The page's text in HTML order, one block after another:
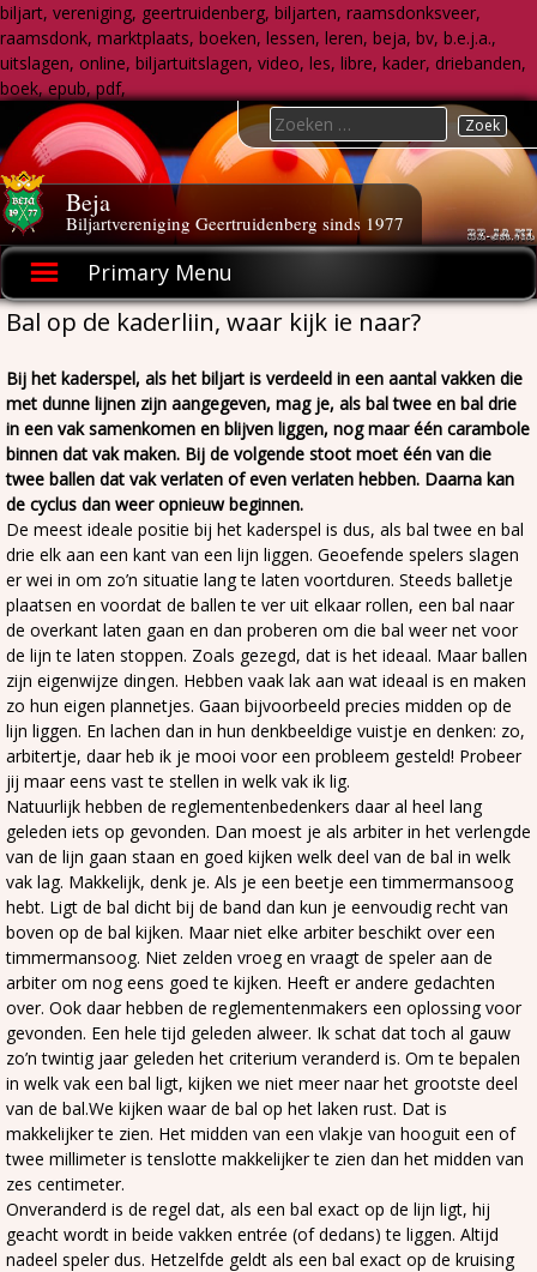
biljart, vereniging, geertruidenberg, biljarten, raamsdonksveer,
raamsdonk, marktplaats, boeken, lessen, leren, beja, bv, b.e.j.a.,
uitslagen, online, biljartuitslagen, video, les, libre, kader, driebanden,
boek, epub, pdf,
to
content
Beja
Biljartvereniging Geertruidenberg sinds 1977
Primary Menu
Search
for:
Bal op de kaderliin, waar kijk ie naar?
Bij het kaderspel, als het biljart is verdeeld in een aantal vakken die
met dunne lijnen zijn aangegeven, mag je, als bal twee en bal drie
in een vak samenkomen en blijven liggen, nog maar één carambole
binnen dat vak maken. Bij de volgende stoot moet één van die
twee ballen dat vak verlaten of even verlaten hebben. Daarna kan
de cyclus dan weer opnieuw beginnen.
De meest ideale positie bij het kaderspel is dus, als bal twee en bal
drie elk aan een kant van een lijn liggen. Geoefende spelers slagen
er wei in om zo’n situatie lang te laten voortduren. Steeds balletje
plaatsen en voordat de ballen te ver uit elkaar rollen, een bal naar
de overkant laten gaan en dan proberen om die bal weer net voor
de lijn te laten stoppen. Zoals gezegd, dat is het ideaal. Maar ballen
zijn eigenwijze dingen. Hebben vaak lak aan wat ideaal is en maken
zo hun eigen plannetjes. Gaan bijvoorbeeld precies midden op de
lijn liggen. En lachen dan in hun denkbeeldige vuistje en denken: zo,
arbitertje, daar heb ik je mooi voor een probleem gesteld! Probeer
jij maar eens vast te stellen in welk vak ik lig.
Natuurlijk hebben de reglementenbedenkers daar al heel lang
geleden iets op gevonden. Dan moest je als arbiter in het verlengde
van de lijn gaan staan en goed kijken welk deel van de bal in welk
vak lag. Makkelijk, denk je. Als je een beetje een timmermansoog
hebt. Ligt de bal dicht bij de band dan kun je eenvoudig recht van
boven op de bal kijken. Maar niet elke arbiter beschikt over een
timmermansoog. Niet zelden vroeg en vraagt de speler aan de
arbiter om nog eens goed te kijken. Heeft er andere gedachten
over. Ook daar hebben de reglementenmakers een oplossing voor
gevonden. Een hele tijd geleden alweer. Ik schat dat toch al gauw
zo’n twintig jaar geleden het criterium veranderd is. Om te bepalen
in welk vak een bal ligt, kijken we niet meer naar het grootste deel
van de bal.We kijken waar de bal op het laken rust. Dat is
makkelijker te zien. Het midden van een vlakje van hooguit een of
twee millimeter is tenslotte makkelijker te zien dan het midden van
zes centimeter.
Onveranderd is de regel dat, als een bal exact op de lijn ligt, hij
geacht wordt in beide vakken entrée (of dedans) te liggen. Altijd
nadeel speler dus. Hetzelfde geldt als een bal exact op de kruising